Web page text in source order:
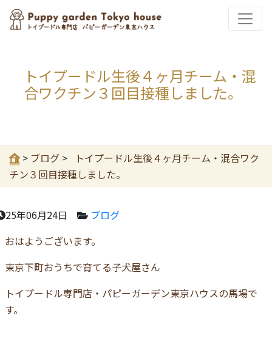
トイプードル生後４ヶ月チーム・混
合ワクチン３回目接種しました。
> ブログ >
トイプードル生後４ヶ月チーム・混合ワク
チン３回目接種しました。
25年06月24日
ブログ
おはようございます。
東京下町おうちで育てる子犬屋さん
トイプードル専門店・パピーガーデン東京ハウスの馬場で
す。